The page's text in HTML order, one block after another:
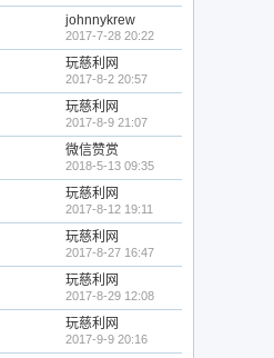
johnnykrew
2017-7-28 20:22
玩慈利网
2017-8-2 20:57
玩慈利网
2017-8-9 21:07
微信赞赏
2018-5-13 09:35
玩慈利网
2017-8-12 19:11
玩慈利网
2017-8-27 16:47
玩慈利网
2017-8-29 12:08
玩慈利网
2017-9-9 20:16